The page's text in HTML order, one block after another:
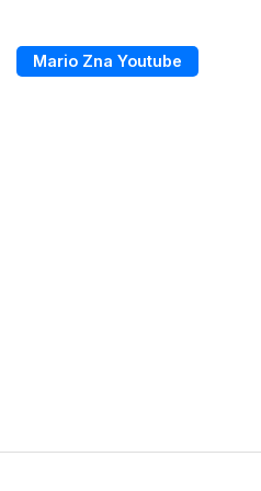
Mario Zna Youtube